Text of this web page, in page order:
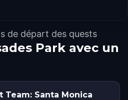
de départ des quests
Park avec un
Team: Santa Monica